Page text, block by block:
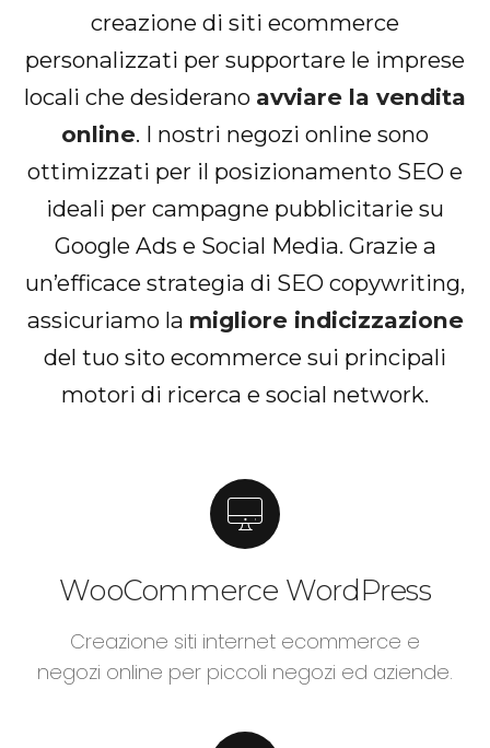
creazione di siti ecommerce
personalizzati per supportare le imprese
locali che desiderano avviare la vendita
online. I nostri negozi online sono
ottimizzati per il posizionamento SEO e
ideali per campagne pubblicitarie su
Google Ads e Social Media. Grazie a
un’efficace strategia di SEO copywriting,
assicuriamo la migliore indicizzazione
del tuo sito ecommerce sui principali
motori di ricerca e social network.
WooCommerce WordPress
Creazione siti internet ecommerce e
negozi online per piccoli negozi ed aziende.